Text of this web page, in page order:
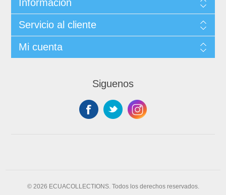
Información
Servicio al cliente
Mi cuenta
Siguenos
© 2026 ECUACOLLECTIONS. Todos los derechos reservados.